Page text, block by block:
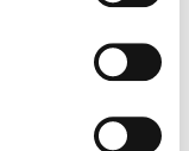
posizione
di qualche